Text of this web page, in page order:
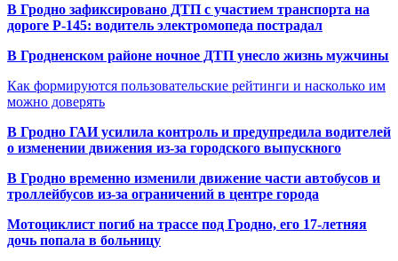
В Гродно зафиксировано ДТП с участием транспорта на
дороге Р-145: водитель электромопеда пострадал
В Гродненском районе ночное ДТП унесло жизнь мужчины
Как формируются пользовательские рейтинги и насколько им
можно доверять
В Гродно ГАИ усилила контроль и предупредила водителей
о изменении движения из-за городского выпускного
В Гродно временно изменили движение части автобусов и
троллейбусов из-за ограничений в центре города
Мотоциклист погиб на трассе под Гродно, его 17-летняя
дочь попала в больницу